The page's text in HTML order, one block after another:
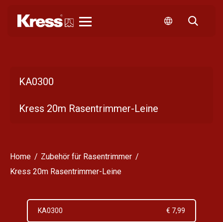
KA0300
Kress 20m Rasentrimmer-Leine
Home
Zubehör für Rasentrimmer
Kress 20m Rasentrimmer-Leine
KA0300 € 7,99